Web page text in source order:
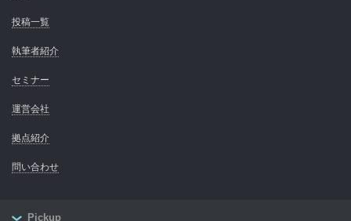
投稿一覧
執筆者紹介
セミナー
運営会社
拠点紹介
問い合わせ
Pickup